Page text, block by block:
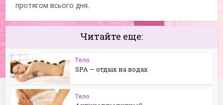
протягом всього дня.
Читайте еще:
Тело
SPA — отдых на водах
Тело